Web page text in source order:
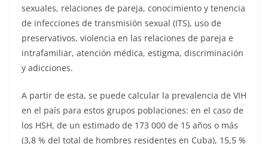
sexuales, relaciones de pareja, conocimiento y tenencia
de infecciones de transmisión sexual (ITS), uso de
preservativos, violencia en las relaciones de pareja e
intrafamiliar, atención médica, estigma, discriminación
y adicciones.
A partir de esta, se puede calcular la prevalencia de VIH
en el país para estos grupos poblaciones: en el caso de
los HSH, de un estimado de 173 000 de 15 años o más
(3,8 % del total de hombres residentes en Cuba), 15,5 %